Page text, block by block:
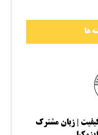
ها
کیفیت | زبان مشترک